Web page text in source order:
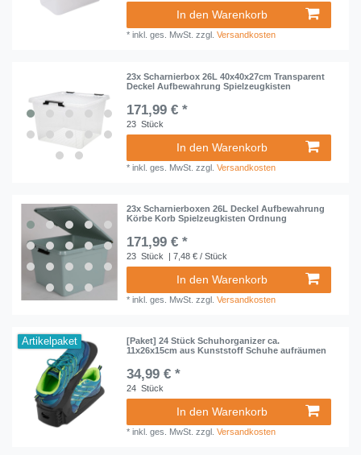
In den Warenkorb
*inkl. ges. MwSt. zzgl.Versandkosten
23x Scharnierbox 26L 40x40x27cm Transparent
Deckel Aufbewahrung Spielzeugkisten
171,99 € *
23 Stück
In den Warenkorb
*inkl. ges. MwSt. zzgl.Versandkosten
23x Scharnierboxen 26L Deckel Aufbewahrung
Körbe Korb Spielzeugkisten Ordnung
171,99 € *
23 Stück | 7,48 € / Stück
In den Warenkorb
*inkl. ges. MwSt. zzgl.Versandkosten
Artikelpaket
[Paket] 24 Stück Schuhorganizer ca.
11x26x15cm aus Kunststoff Schuhe aufräumen
34,99 € *
24 Stück
In den Warenkorb
*inkl. ges. MwSt. zzgl.Versandkosten